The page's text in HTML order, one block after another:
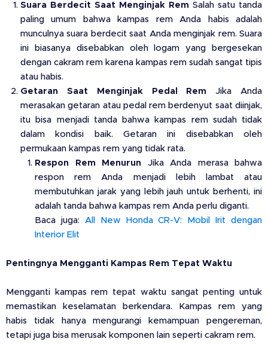
Suara Berdecit Saat Menginjak Rem Salah satu tanda
paling umum bahwa kampas rem Anda habis adalah
munculnya suara berdecit saat Anda menginjak rem. Suara
ini biasanya disebabkan oleh logam yang bergesekan
dengan cakram rem karena kampas rem sudah sangat tipis
atau habis.
Getaran Saat Menginjak Pedal Rem Jika Anda
merasakan getaran atau pedal rem berdenyut saat diinjak,
itu bisa menjadi tanda bahwa kampas rem sudah tidak
dalam kondisi baik. Getaran ini disebabkan oleh
permukaan kampas rem yang tidak rata.
Respon Rem Menurun Jika Anda merasa bahwa
respon rem Anda menjadi lebih lambat atau
membutuhkan jarak yang lebih jauh untuk berhenti, ini
adalah tanda bahwa kampas rem Anda perlu diganti.
Baca juga: All New Honda CR-V: Mobil Irit dengan
Interior Elit
Pentingnya Mengganti Kampas Rem Tepat Waktu
Mengganti kampas rem tepat waktu sangat penting untuk
memastikan keselamatan berkendara. Kampas rem yang
habis tidak hanya mengurangi kemampuan pengereman,
tetapi juga bisa merusak komponen lain seperti cakram rem.